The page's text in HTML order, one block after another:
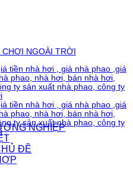
NGHIỆP
ĐỀ
CHƠI NGOÀI TRỜI